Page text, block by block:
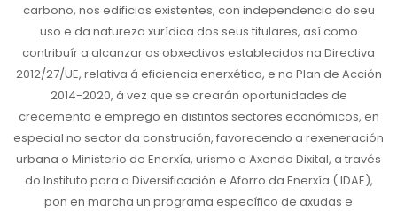
carbono, nos edificios existentes, con independencia do seu
uso e da natureza xurídica dos seus titulares, así como
contribuír a alcanzar os obxectivos establecidos na Directiva
2012/27/UE, relativa á eficiencia enerxética, e no Plan de Acción
2014-2020, á vez que se crearán oportunidades de
crecemento e emprego en distintos sectores económicos, en
especial no sector da construción, favorecendo a rexeneración
urbana o Ministerio de Enerxía, urismo e Axenda Dixital, a través
do Instituto para a Diversificación e Aforro da Enerxía ( IDAE),
pon en marcha un programa específico de axudas e